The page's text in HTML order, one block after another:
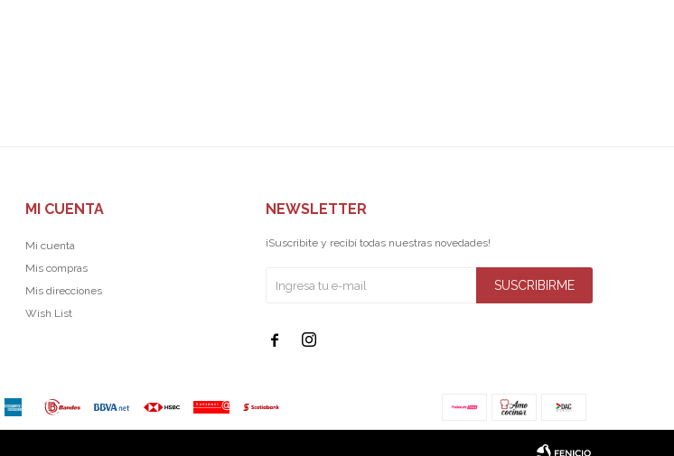
MI CUENTA
Mi cuenta
Mis compras
Mis direcciones
Wish List
NEWSLETTER
¡Suscribite y recibí todas nuestras novedades!
SUSCRIBIRME
 